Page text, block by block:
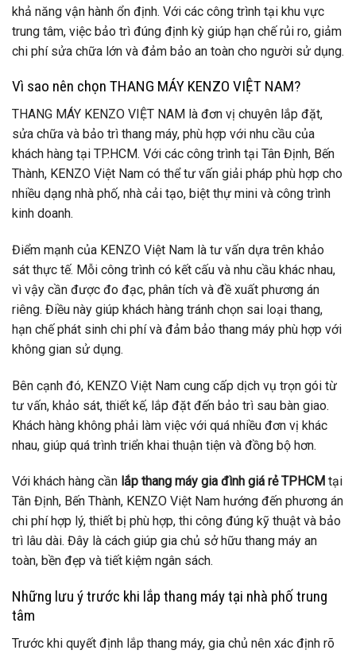
khả năng vận hành ổn định. Với các công trình tại khu vực
trung tâm, việc bảo trì đúng định kỳ giúp hạn chế rủi ro, giảm
chi phí sửa chữa lớn và đảm bảo an toàn cho người sử dụng.
Vì sao nên chọn THANG MÁY KENZO VIỆT NAM?
THANG MÁY KENZO VIỆT NAM là đơn vị chuyên lắp đặt,
sửa chữa và bảo trì thang máy, phù hợp với nhu cầu của
khách hàng tại TP.HCM. Với các công trình tại Tân Định, Bến
Thành, KENZO Việt Nam có thể tư vấn giải pháp phù hợp cho
nhiều dạng nhà phố, nhà cải tạo, biệt thự mini và công trình
kinh doanh.
Điểm mạnh của KENZO Việt Nam là tư vấn dựa trên khảo
sát thực tế. Mỗi công trình có kết cấu và nhu cầu khác nhau,
vì vậy cần được đo đạc, phân tích và đề xuất phương án
riêng. Điều này giúp khách hàng tránh chọn sai loại thang,
hạn chế phát sinh chi phí và đảm bảo thang máy phù hợp với
không gian sử dụng.
Bên cạnh đó, KENZO Việt Nam cung cấp dịch vụ trọn gói từ
tư vấn, khảo sát, thiết kế, lắp đặt đến bảo trì sau bàn giao.
Khách hàng không phải làm việc với quá nhiều đơn vị khác
nhau, giúp quá trình triển khai thuận tiện và đồng bộ hơn.
Với khách hàng cần lắp thang máy gia đình giá rẻ TPHCM tại
Tân Định, Bến Thành, KENZO Việt Nam hướng đến phương án
chi phí hợp lý, thiết bị phù hợp, thi công đúng kỹ thuật và bảo
trì lâu dài. Đây là cách giúp gia chủ sở hữu thang máy an
toàn, bền đẹp và tiết kiệm ngân sách.
Những lưu ý trước khi lắp thang máy tại nhà phố trung
tâm
Trước khi quyết định lắp thang máy, gia chủ nên xác định rõ